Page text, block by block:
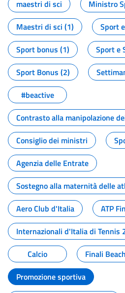
maestri di sci
Ministro
Maestri di sci (1)
Sport
Sport bonus (1)
Sport e
Sport Bonus (2)
#beactive
Contrasto alla manipolazione
Consiglio dei ministri
Agenzia delle Entrate
Sostegno alla maternità delle
Aero Club d'Italia
ATP
Internazionali d'Italia di Tennis
Calcio
Finali
Promozione sportiva